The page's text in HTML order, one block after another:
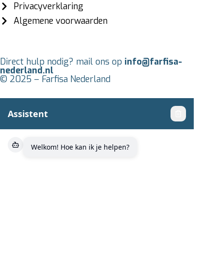
Privacyverklaring
Algemene voorwaarden
Direct hulp nodig? mail ons op info@farfisa-
nederland.nl
© 2025 – Farfisa Nederland